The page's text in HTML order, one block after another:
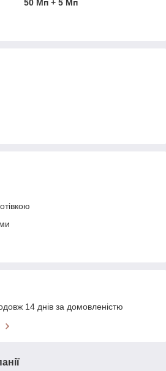
50 Мп + 5 Мп
14 днів за домовленістю